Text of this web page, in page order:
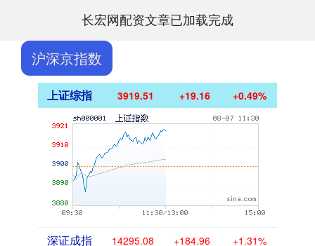
长宏网配资文章已加载完成
沪深京指数
上证综指 3919.51 +19.16 +0.49%
深证成指 14295.08 +184.96 +1.31%